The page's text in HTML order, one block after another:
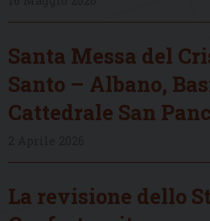
Santa Messa del
Santo – Albano,
Cattedrale San
La revisione dello